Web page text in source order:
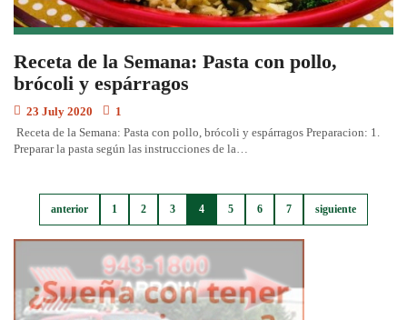
Receta de la Semana: Pasta con pollo,
brócoli y espárragos
23 July 2020
1
Receta de la Semana: Pasta con pollo, brócoli y espárragos Preparacion: 1.
Preparar la pasta según las instrucciones de la…
anterior 1 2 3 4 5 6 7 siguiente